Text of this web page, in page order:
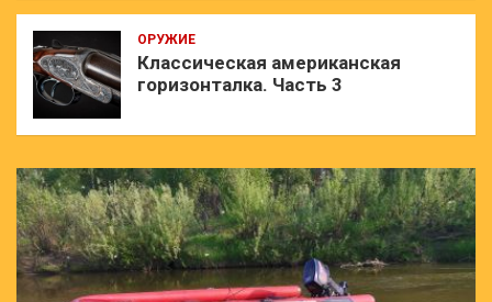
ОРУЖИЕ
Классическая американская
горизонталка. Часть 3